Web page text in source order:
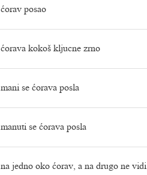
ćorav posao
ćorava kokoš kljucne zrno
mani se ćorava posla
manuti se ćorava posla
na jedno oko ćorav, a na drugo ne vidi